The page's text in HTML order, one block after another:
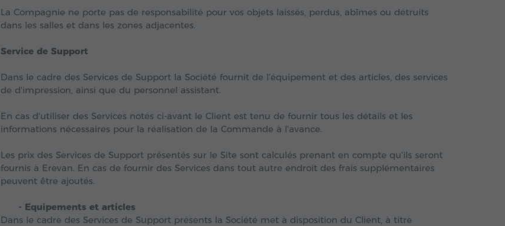
La Compagnie ne porte pas de responsabilité pour vos objets laissés, perdus, abîmes ou détruits
dans les salles et dans les zones adjacentes.
Service de Support
Dans le cadre des Services de Support la Société fournit de l'équipement et des articles, des services
de d'impression, ainsi que du personnel assistant.
En cas d'utiliser des Services notés ci-avant le Client est tenu de fournir tous les détails et les
informations nécessaires pour la réalisation de la Commande à l'avance.
Les prix des Services de Support présentés sur le Site sont calculés prenant en compte qu'ils seront
fournis à Erevan. En cas de fournir des Services dans tout autre endroit des frais supplémentaires
peuvent être ajoutés.
- Equipements et articles
Dans le cadre des Services de Support présents la Société met à disposition du Client, à titre